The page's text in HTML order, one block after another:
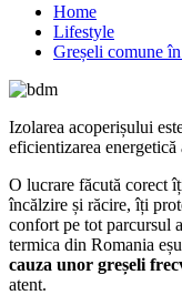
Home
Lifestyle
Greșeli comune
Izolarea acoperișului
eficientizarea energetică
O lucrare făcută corect
încălzire și răcire, îți
confort pe tot parcursul
termica din Romania
cauza unor greșeli
atent.